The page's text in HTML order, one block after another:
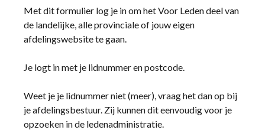
Met dit formulier log je in om het Voor Leden deel van
de landelijke, alle provinciale of jouw eigen
afdelingswebsite te gaan.
Je logt in met je lidnummer en postcode.
Weet je je lidnummer niet (meer), vraag het dan op bij
je afdelingsbestuur. Zij kunnen dit eenvoudig voor je
opzoeken in de ledenadministratie.